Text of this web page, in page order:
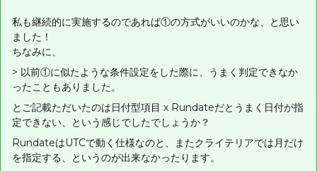
私も継続的に実施するのであれば①の方式がいいのかな、と思い
ました！
ちなみに、
> 以前①に似たような条件設定をした際に、うまく判定できなか
ったこともありました。
とご記載ただいたのは日付型項目 x Rundateだとうまく日付が指
定できない、という感じでしたでしょうか？
RundateはUTCで動く仕様なのと、またクライテリアでは月だけ
を指定する、というのが出来なかったります。